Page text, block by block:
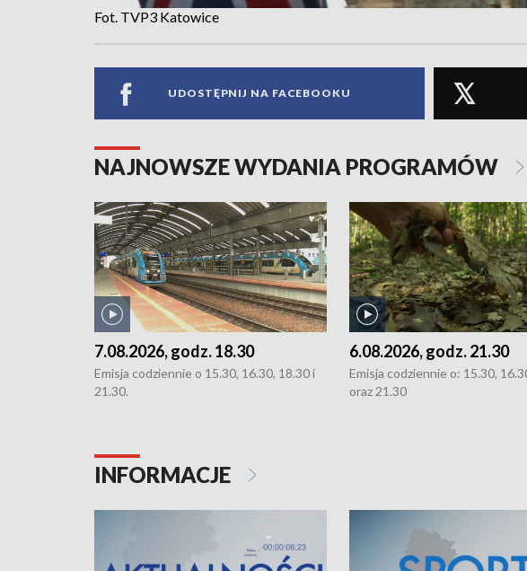
Fot. TVP3 Katowice
UDOSTĘPNIJ NA FACEBOOKU
NAJNOWSZE WYDANIA PROGRAMÓW
7.08.2026, godz. 18.30
Emisja codziennie o 15.30, 16.30, 18.30 i
21.30.
6.08.2026, godz. 21.30
Emisja codziennie o: 15.30,
oraz 21.30
INFORMACJE